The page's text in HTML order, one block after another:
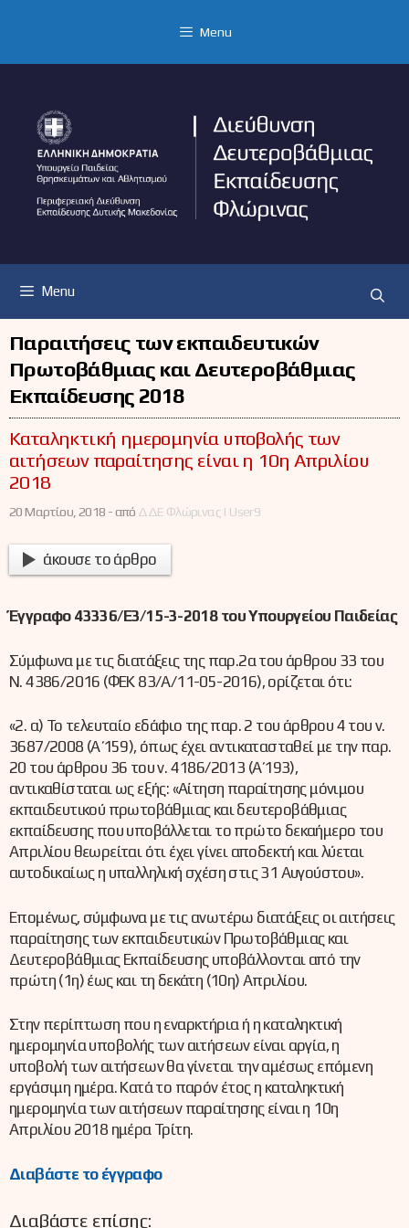
Menu
Menu
Παραιτήσεις των εκπαιδευτικών
Πρωτοβάθμιας και Δευτεροβάθμιας
Εκπαίδευσης 2018
Καταληκτική ημερομηνία υποβολής των
αιτήσεων παραίτησης είναι η 10η Απριλίου
2018
20 Μαρτίου, 2018 -από ΔΔΕ Φλώρινας | User9
άκουσε το άρθρο
Έγγραφο 43336/Ε3/15-3-2018 του Υπουργείου Παιδείας
Σύμφωνα με τις διατάξεις της παρ.2α του άρθρου 33 του
Ν. 4386/2016 (ΦΕΚ 83/Α/11-05-2016), ορίζεται ότι:
«2. α) Το τελευταίο εδάφιο της παρ. 2 του άρθρου 4 του ν.
3687/2008 (Α΄ 159), όπως έχει αντικατασταθεί με την παρ.
20 του άρθρου 36 του ν. 4186/2013 (Α΄ 193),
αντικαθίσταται ως εξής: «Αίτηση παραίτησης μόνιμου
εκπαιδευτικού πρωτοβάθμιας και δευτεροβάθμιας
εκπαίδευσης που υποβάλλεται το πρώτο δεκαήμερο του
Απριλίου θεωρείται ότι έχει γίνει αποδεκτή και λύεται
αυτοδικαίως η υπαλληλική σχέση στις 31 Αυγούστου».
Επομένως, σύμφωνα με τις ανωτέρω διατάξεις οι αιτήσεις
παραίτησης των εκπαιδευτικών Πρωτοβάθμιας και
Δευτεροβάθμιας Εκπαίδευσης υποβάλλονται από την
πρώτη (1η) έως και τη δεκάτη (10η) Απριλίου.
Στην περίπτωση που η εναρκτήρια ή η καταληκτική
ημερομηνία υποβολής των αιτήσεων είναι αργία, η
υποβολή των αιτήσεων θα γίνεται την αμέσως επόμενη
εργάσιμη ημέρα. Κατά το παρόν έτος η καταληκτική
ημερομηνία των αιτήσεων παραίτησης είναι η 10η
Απριλίου 2018 ημέρα Τρίτη.
Διαβάστε το έγγραφο
Διαβάστε επίσης: